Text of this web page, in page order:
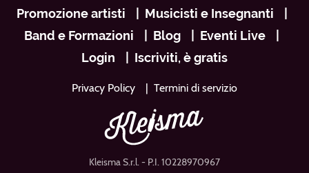
Navigazione
footer
Promozione artisti
Musicisti e Insegnanti
Band e Formazioni
Blog
Eventi Live
Login
Iscriviti, è gratis
Privacy Policy Termini di servizio
Kleisma S.r.l.- P.I. 10228970967